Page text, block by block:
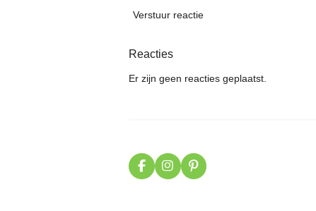
Verstuur reactie
Reacties
Er zijn geen reacties geplaatst.
F
a
I
n
P
i